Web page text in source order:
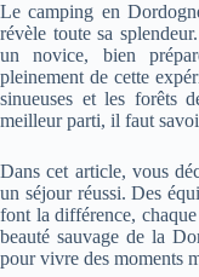
Le camping en
révèle toute sa
un novice, bien
pleinement de cette
sinueuses et les forêts
meilleur parti, il faut
Dans cet article, vous
un séjour réussi. Des
font la différence,
beauté sauvage de la
pour vivre des moments